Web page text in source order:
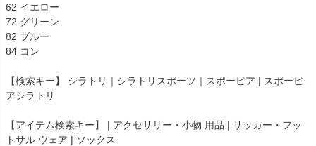
62 イエロー
72 グリーン
82 ブルー
84 コン
【検索キー】 シラトリ｜シラトリスポーツ｜スポーピア | スポーピ
アシラトリ
【アイテム検索キー】 | アクセサリー・小物 用品 | サッカー・フッ
トサル ウェア | ソックス